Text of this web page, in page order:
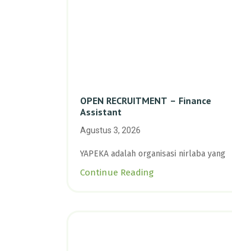
OPEN RECRUITMENT – Finance
Assistant
Agustus 3, 2026
YAPEKA adalah organisasi nirlaba yang
Continue Reading